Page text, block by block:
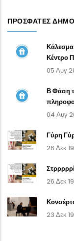
ΠΡΌΣΦΑΤΕΣ
Κέντρο
05 Αυγ
Β Φάση
04 Αυγ
Γύρη
26 Δεκ 19
26 Δεκ 19
23 Δεκ 19